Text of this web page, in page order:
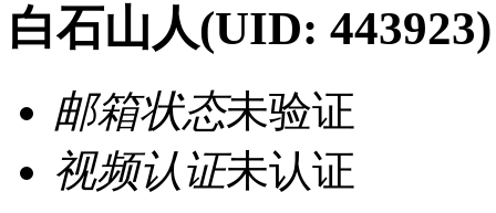
白石山人(UID: 443923)
邮箱状态未验证
视频认证未认证